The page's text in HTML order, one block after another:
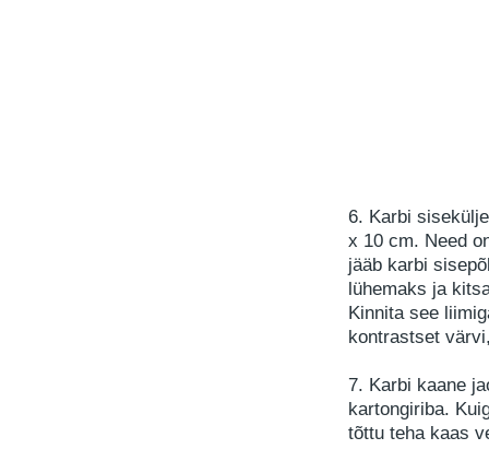
6. Karbi
x 10 cm. Need
jääb karbi
lühemaks ja
Kinnita see
kontrastset
7. Karbi kaane
kartongiriba.
tõttu teha kaas